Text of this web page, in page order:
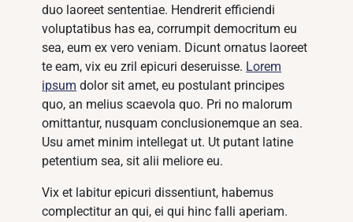
duo laoreet sententiae. Hendrerit efficiendi
voluptatibus has ea, corrumpit democritum eu
sea, eum ex vero veniam. Dicunt ornatus laoreet
te eam, vix eu zril epicuri deseruisse. Lorem
ipsum dolor sit amet, eu postulant principes
quo, an melius scaevola quo. Pri no malorum
omittantur, nusquam conclusionemque an sea.
Usu amet minim intellegat ut. Ut putant latine
petentium sea, sit alii meliore eu.
Vix et labitur epicuri dissentiunt, habemus
complectitur an qui, ei qui hinc falli aperiam.